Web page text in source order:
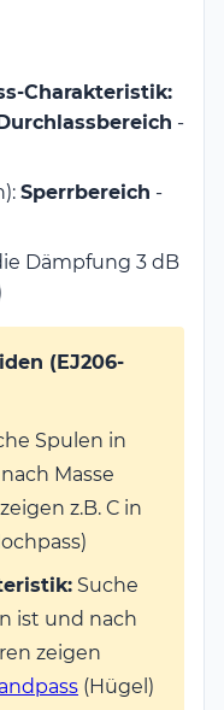
Charakteristik:
-
Sperrbereich -
Dämpfung 3 dB
(EJ206-
Spulen in
Masse
z.B. C in
Suche
ist und nach
zeigen
(Hügel)